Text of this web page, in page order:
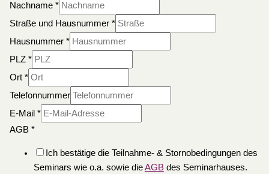
Nachname *
Straße und Hausnummer *
Hausnummer *
PLZ *
Ort *
Telefonnummer
E-Mail *
AGB *
Ich bestätige die Teilnahme- & Stornobedingungen des
Seminars wie o.a. sowie dieAGBdes Seminarhauses.